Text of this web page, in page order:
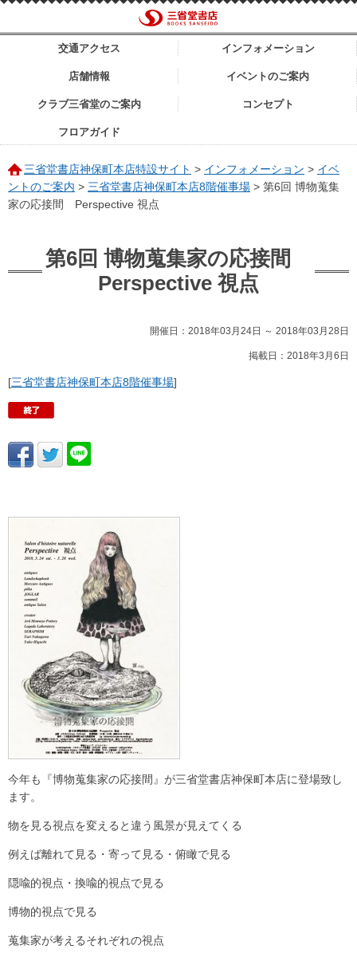
交通アクセス インフォメーション
店舗情報 イベントのご案内
クラブ三省堂のご案内 コンセプト
フロアガイド
三省堂書店神保町本店特設サイト > インフォメーション > イベ
ントのご案内 > 三省堂書店神保町本店8階催事場 > 第6回 博物蒐集
家の応接間 Perspective 視点
第6回 博物蒐集家の応接間
Perspective 視点
開催日：2018年03月24日 ～ 2018年03月28日
掲載日：2018年3月6日
[三省堂書店神保町本店8階催事場]
今年も『博物蒐集家の応接間』が三省堂書店神保町本店に登場致し
ます。
物を見る視点を変えると違う風景が見えてくる
例えば離れて見る・寄って見る・俯瞰で見る
隠喩的視点・換喩的視点で見る
博物的視点で見る
蒐集家が考えるそれぞれの視点